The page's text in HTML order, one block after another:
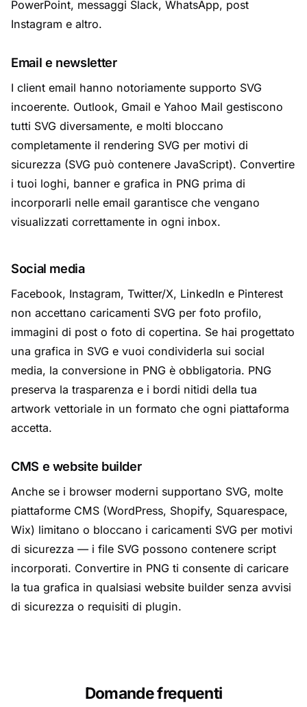
PowerPoint, messaggi Slack, WhatsApp, post
Instagram e altro.
Email e newsletter
I client email hanno notoriamente supporto SVG
incoerente. Outlook, Gmail e Yahoo Mail gestiscono
tutti SVG diversamente, e molti bloccano
completamente il rendering SVG per motivi di
sicurezza (SVG può contenere JavaScript). Convertire
i tuoi loghi, banner e grafica in PNG prima di
incorporarli nelle email garantisce che vengano
visualizzati correttamente in ogni inbox.
Social media
Facebook, Instagram, Twitter/X, LinkedIn e Pinterest
non accettano caricamenti SVG per foto profilo,
immagini di post o foto di copertina. Se hai progettato
una grafica in SVG e vuoi condividerla sui social
media, la conversione in PNG è obbligatoria. PNG
preserva la trasparenza e i bordi nitidi della tua
artwork vettoriale in un formato che ogni piattaforma
accetta.
CMS e website builder
Anche se i browser moderni supportano SVG, molte
piattaforme CMS (WordPress, Shopify, Squarespace,
Wix) limitano o bloccano i caricamenti SVG per motivi
di sicurezza — i file SVG possono contenere script
incorporati. Convertire in PNG ti consente di caricare
la tua grafica in qualsiasi website builder senza avvisi
di sicurezza o requisiti di plugin.
Domande frequenti